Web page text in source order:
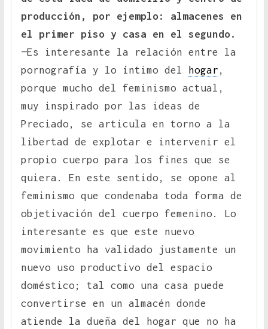
producción, por ejemplo: almacenes en
el primer piso y casa en el segundo.
—Es interesante la relación entre la
pornografía y lo íntimo del
hogar ,
porque mucho del feminismo actual,
muy inspirado por las ideas de
Preciado, se articula en torno a la
libertad de explotar e intervenir el
propio cuerpo para los fines que se
quiera. En este sentido, se opone al
feminismo que condenaba toda forma de
objetivación del cuerpo femenino. Lo
interesante es que este nuevo
movimiento ha validado justamente un
nuevo uso productivo del espacio
doméstico; tal como una casa puede
convertirse en un almacén donde
atiende la dueña del hogar que no ha